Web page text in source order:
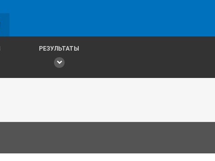
РЕЗУЛЬТАТЫ